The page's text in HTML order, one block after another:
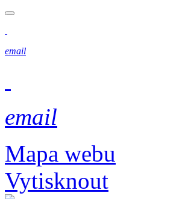
email
email
Mapa webu
Vytisknout